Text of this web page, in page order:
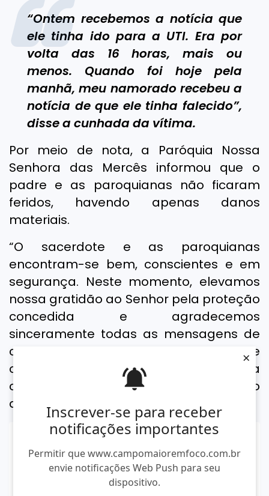
Inscrever-se para receber
notificações importantes
Permitir que www.campomaioremfoco.com.br
envie notificações Web Push para seu
dispositivo.
×
“Ontem recebemos a notícia que
ele tinha ido para a UTI. Era por
volta das 16 horas, mais ou
menos. Quando foi hoje pela
manhã, meu namorado recebeu a
notícia de que ele tinha falecido”,
disse a cunhada da vítima.
Por meio de nota, a Paróquia Nossa
Senhora das Mercês informou que o
padre e as paroquianas não ficaram
feridos, havendo apenas danos
materiais.
“O sacerdote e as paroquianas
encontram-se bem, conscientes e em
segurança. Neste momento, elevamos
nossa gratidão ao Senhor pela proteção
concedida e agradecemos
sinceramente todas as mensagens de
carinho, preocupação, solidariedade e
orações recebidas por nossa
comunidade paroquial”, disse um trecho
da nota.